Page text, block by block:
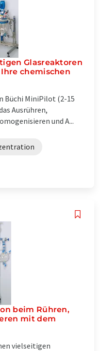
Glasreaktoren
chemischen
Büchi MiniPilot (2-15
Ausrühren,
und A...
beim Rühren,
mit dem
vielseitigen